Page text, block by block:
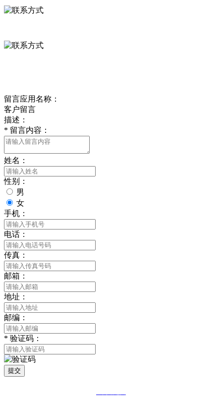
留言应用名称：
客户留言
描述：
* 留言内容：
姓名：
性别：
男
女
手机：
电话：
传真：
邮箱：
地址：
邮编：
* 验证码：
提交